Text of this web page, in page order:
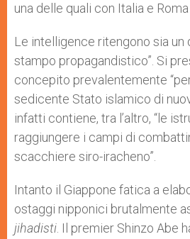
una delle quali con Italia e
Le intelligence ritengono sia un
stampo propagandistico”. Si
concepito prevalentemente
sedicente Stato islamico di
infatti contiene, tra l’altro, “le
raggiungere i campi di
scacchiere siro-iracheno”.
Intanto il Giappone fatica a
ostaggi nipponici brutalmente
jihadisti . Il premier Shinzo Abe